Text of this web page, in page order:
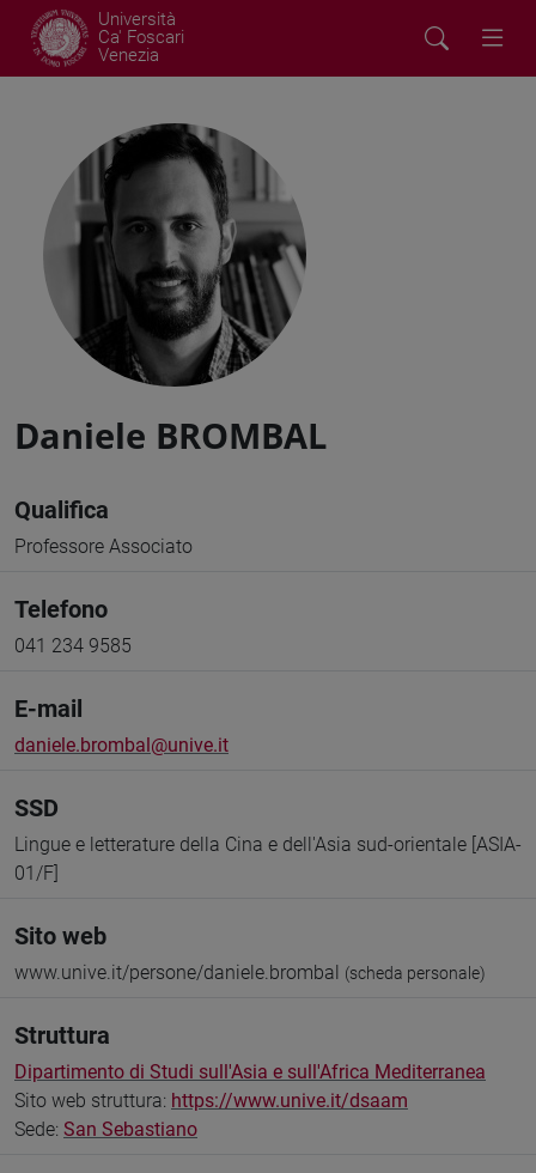
Università
Ca' Foscari
Venezia
Daniele BROMBAL
Qualifica
Professore Associato
Telefono
041 234 9585
E-mail
daniele.brombal@unive.it
SSD
Lingue e letterature della Cina e dell'Asia sud-orientale [ASIA-
01/F]
Sito web
www.unive.it/persone/daniele.brombal (scheda personale)
Struttura
Dipartimento di Studi sull'Asia e sull'Africa Mediterranea
Sito web struttura: https://www.unive.it/dsaam
Sede: San Sebastiano